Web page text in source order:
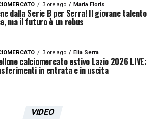
3 ore ago Maria Floris
dalla Serie B per Serra! Il giovane talento
ma il futuro è un rebus
3 ore ago Elia Serra
calciomercato estivo Lazio 2026 LIVE:
in entrata e in uscita
VIDEO